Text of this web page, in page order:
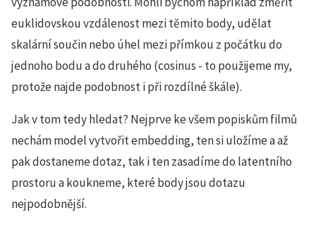
euklidovskou vzdálenost mezi těmito body, udělat
skalární součin nebo úhel mezi přímkou z počátku do
jednoho bodu a do druhého (cosinus - to použijeme my,
protože najde podobnost i při rozdílné škále).
Jak v tom tedy hledat? Nejprve ke všem popiskům filmů
nechám model vytvořit embedding, ten si uložíme a až
pak dostaneme dotaz, tak i ten zasadíme do latentního
prostoru a koukneme, které body jsou dotazu
nejpodobnější.